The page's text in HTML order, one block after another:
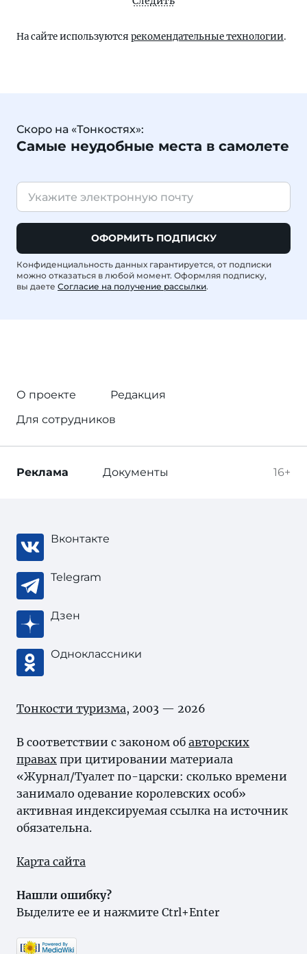
На сайте используются рекомендательные технологии.
Скоро на «Тонкостях»:
Самые неудобные места в самолете
ОФОРМИТЬ ПОДПИСКУ
Конфиденциальность данных гарантируется, от подписки
можно отказаться в любой момент. Оформляя подписку,
вы даете Согласие на получение рассылки.
О проекте
Редакция
Для сотрудников
16+
Реклама Документы
Вконтакте
Telegram
Дзен
Одноклассники
Тонкости туризма, 2003 — 2026
В соответствии с законом об авторских
правах при цитировании материала
«Журнал/Туалет по-царски: сколько времени
занимало одевание королевских особ»
активная индексируемая ссылка на источник
обязательна.
Карта сайта
Нашли ошибку?
Выделите ее и нажмите Ctrl+Enter